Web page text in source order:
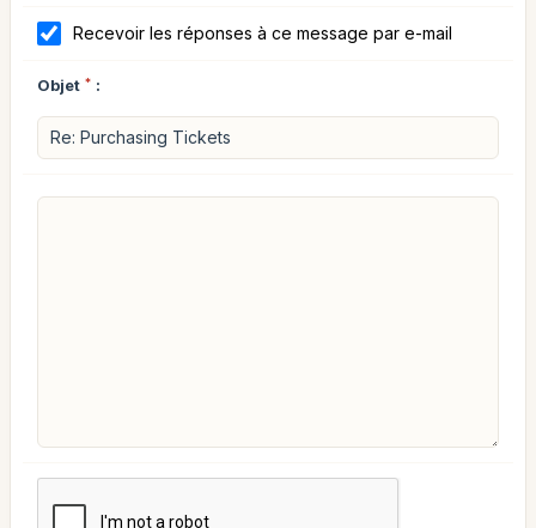
Recevoir les réponses à ce message par e-mail
Objet * :